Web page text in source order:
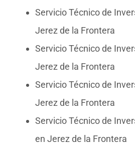
Servicio Técnico de
Jerez de la Frontera
Servicio Técnico de
Jerez de la Frontera
Servicio Técnico de
Jerez de la Frontera
Servicio Técnico de
en Jerez de la Frontera